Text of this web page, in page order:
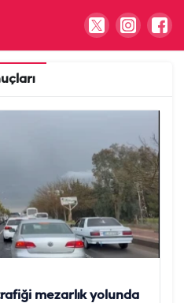
mezarlık yolunda